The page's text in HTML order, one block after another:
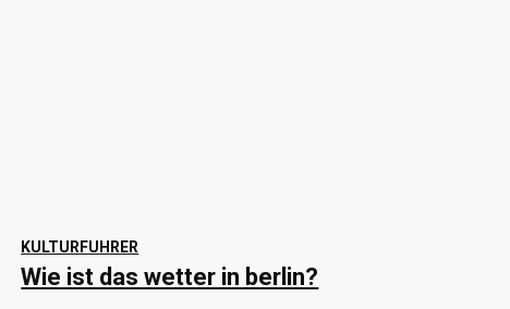
KULTURFUHRER
Wie ist das wetter in berlin?